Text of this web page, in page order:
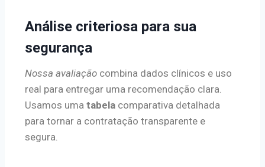
Análise criteriosa para sua
segurança
Nossa avaliação combina dados clínicos e uso
real para entregar uma recomendação clara.
Usamos uma tabela comparativa detalhada
para tornar a contratação transparente e
segura.